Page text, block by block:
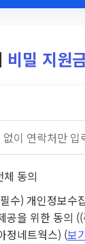
비밀 지원
체 동의
수) 개인정보수
공을 위한 동의
정네트웍스) (보